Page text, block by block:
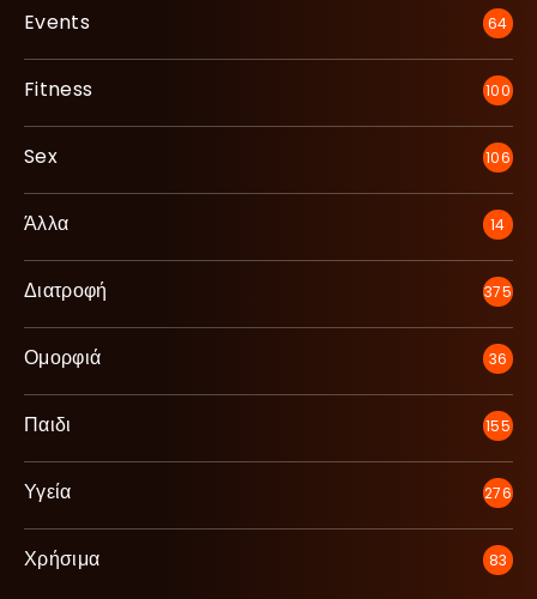
Events 64
Fitness 100
Sex 106
Άλλα 14
Διατροφή 375
Ομορφιά 36
Παιδι 155
Υγεία 276
Χρήσιμα 83